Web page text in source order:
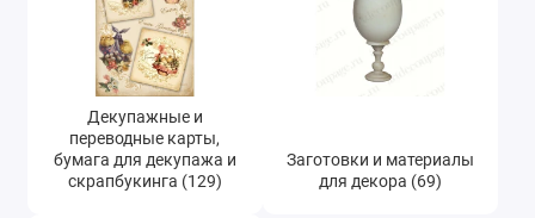
Декупажные и
переводные карты,
бумага для декупажа и
скрапбукинга (129)
Заготовки и материалы
для декора (69)